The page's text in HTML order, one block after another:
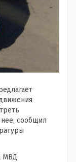
нее, сообщил
МВД